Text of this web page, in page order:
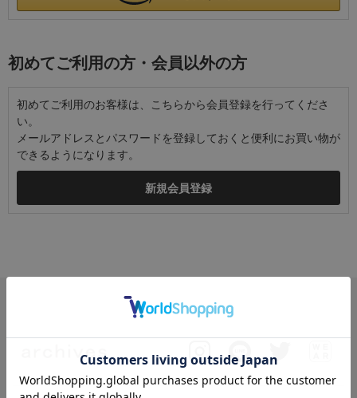
初めてご利用の方・会員以外の方
初めてご利用のお客様は、こちらから会員登録を行ってくださ
い。
メールアドレスとパスワードを登録しておくと便利にお買い物が
できるようになります。